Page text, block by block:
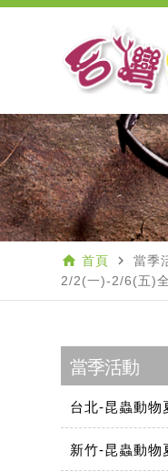
home 首頁 navigate_next 當季
2/2(一)-2/6(五)
當季活動
台北-昆蟲動物
新竹-昆蟲動物